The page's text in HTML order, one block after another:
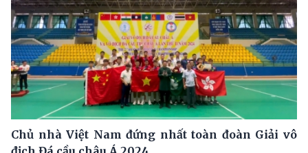
Chủ nhà Việt Nam đứng nhất toàn đoàn Giải vô